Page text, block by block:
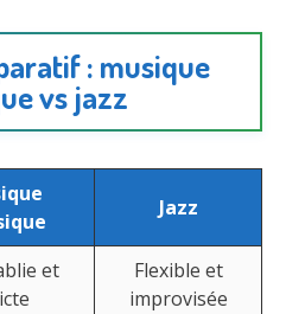
: musique
vs jazz
Jazz
et
Flexible et
improvisée